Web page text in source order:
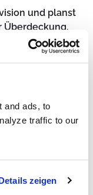
and ads, to
traffic to our
zeigen
und planst
Überdeckung.
nach
auf
im Backlog